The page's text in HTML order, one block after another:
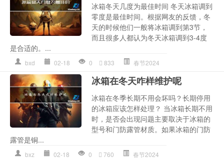
冰箱冬天几度为最佳时间 冬天冰箱调到
零度是最佳时间。根据网友的反馈，冬
天的时候他们一般将冰箱调到第3节，
而且很多人都认为冬天冰箱调到3-4度
是合适的。...
bxd 02-18 0 833 春节2024
冰箱在冬天咋样维护呢
冰箱在冬季长期不用会坏吗？长期停用
的冰箱应该怎样处理？ 当冰箱长期不用
时，是否会出现问题主要取决于冰箱的
型号和门防露管材质。如果冰箱的门防
露管是铜...
bxz 02-18 0 760 春节2024